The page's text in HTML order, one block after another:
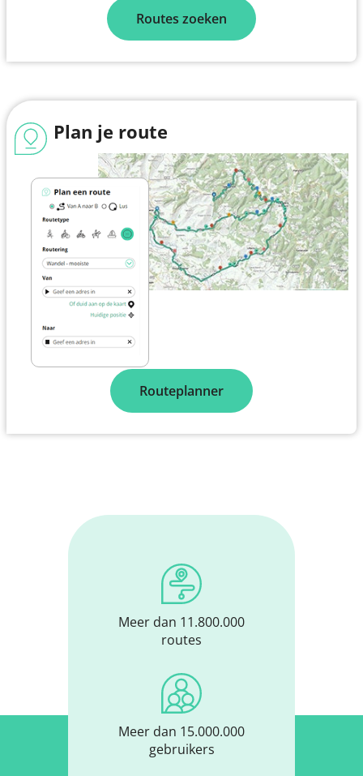
Routes zoeken
Plan je route
Routeplanner
Meer dan 11.800.000
routes
Meer dan 15.000.000
gebruikers